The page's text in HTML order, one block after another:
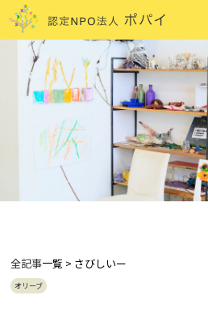
全記事一覧 > さびしいー
オリーブ